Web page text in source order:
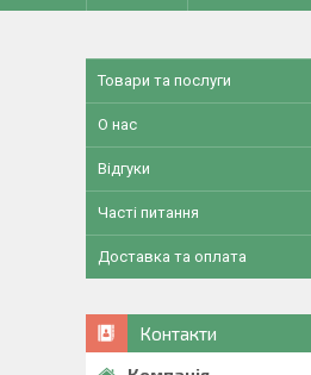
Товари та послуги
О нас
Відгуки
Часті питання
Доставка та оплата
Контакти